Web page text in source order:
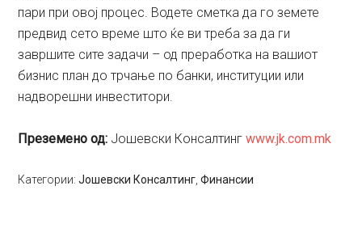
пари при овој процес. Водете сметка да го земете
предвид сето време што ќе ви треба за да ги
завршите сите задачи – од преработка на вашиот
бизнис план до трчање по банки, институции или
надворешни инвеститори.
Преземено од: Јошевски Консалтингwww.jk.com.mk
Категории:Јошевски Консалтинг ,Финансии